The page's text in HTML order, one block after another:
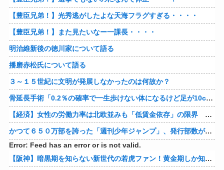
【豊臣兄弟！】光秀逃がしたよな天海フラグすぎる・・・・
【豊臣兄弟！】また見たいなー一課長・・・・
明治維新後の徳川家について語る
播磨赤松氏について語る
３～１５世紀に文明が発展しなかったのは何故か？
骨延長手術「0.2％の確率で一生歩けない体になるけど足が10cm伸びます」←コスパ良すぎるだろ
【経済】女性の労働力率は北欧並みも「低賃金依存」の限界 団塊世代の完全引退で、企業が迫られる“最後の選択”
かつて６５０万部を誇った「週刊少年ジャンプ」、発行部数が初の100万部割れ
Error: Feed has an error or is not valid.
【阪神】暗黒期を知らない新世代の若虎ファン！黄金期しか知らない現代のファン事情と驚きのリアル